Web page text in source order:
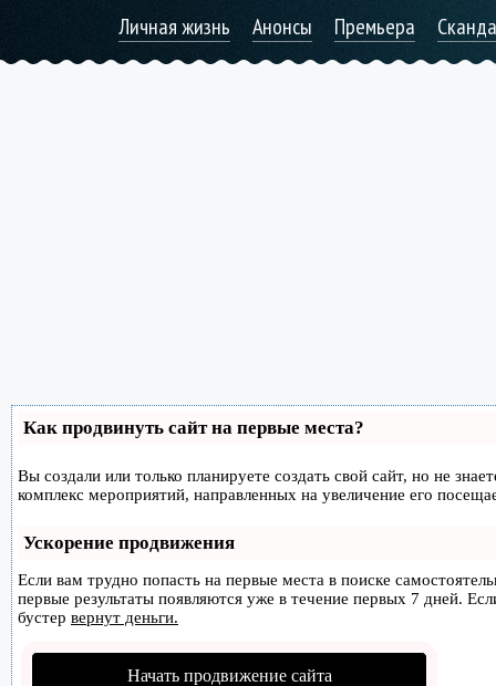
Личная жизнь Анонсы Премьера
Как продвинуть сайт на первые места?
Вы создали или только планируете создать свой сайт, но не
комплекс мероприятий, направленных на увеличение его
Ускорение продвижения
Если вам трудно попасть на первые места в поиске
первые результаты появляются уже в течение первых 7 дней.
бустер вернут деньги.
Начать продвижение сайта